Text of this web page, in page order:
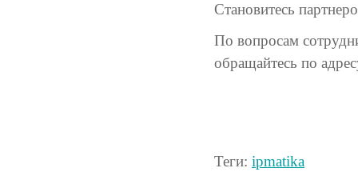
Становитесь
По вопросам
обращайтесь по
Теги: ipmatika